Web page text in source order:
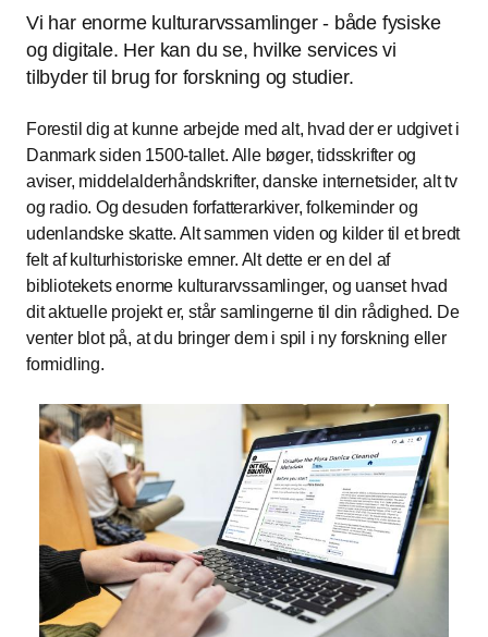
Vi har enorme kulturarvssamlinger - både fysiske
og digitale. Her kan du se, hvilke services vi
tilbyder til brug for forskning og studier.
Forestil dig at kunne arbejde med alt, hvad der er udgivet i
Danmark siden 1500-tallet. Alle bøger, tidsskrifter og
aviser, middelalderhåndskrifter, danske internetsider, alt tv
og radio. Og desuden forfatterarkiver, folkeminder og
udenlandske skatte. Alt sammen viden og kilder til et bredt
felt af kulturhistoriske emner. Alt dette er en del af
bibliotekets enorme kulturarvssamlinger, og uanset hvad
dit aktuelle projekt er, står samlingerne til din rådighed. De
venter blot på, at du bringer dem i spil i ny forskning eller
formidling.